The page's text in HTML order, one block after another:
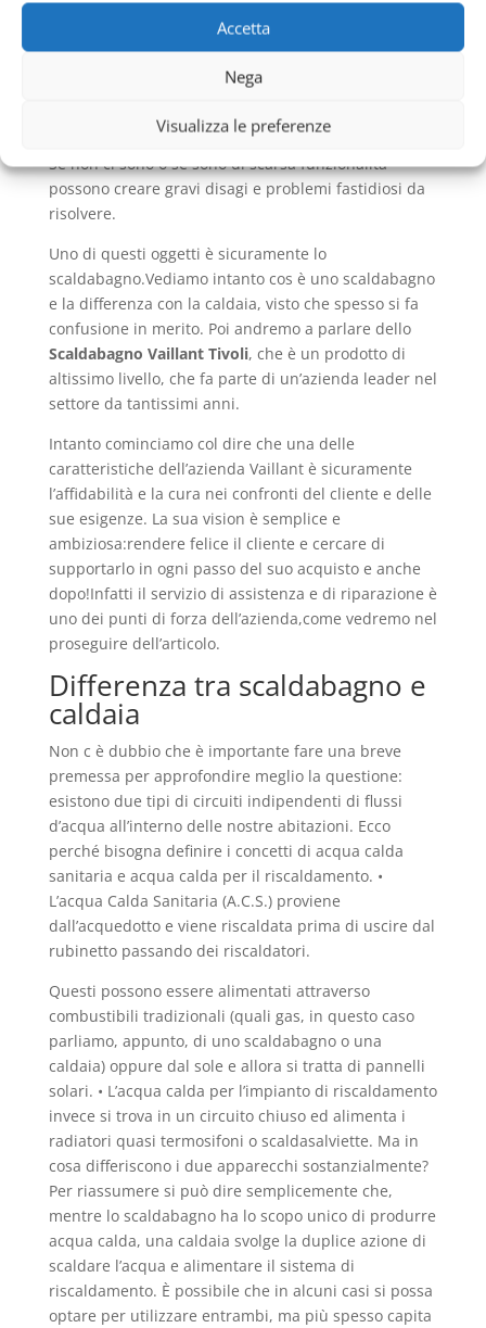
Accetta
Nega
Visualizza le preferenze
Ci sono degli oggetti e degl elementi all’interno di
una casa, di un’abitazione, che fanno assolutamente
La fanno perché sono indispensabili nella vita
quotidiana di una singola persona o di una famiglia.
Se non ci sono o se sono di scarsa funzionalità
possono creare gravi disagi e problemi fastidiosi da
risolvere.
Uno di questi oggetti è sicuramente lo
scaldabagno.Vediamo intanto cos è uno scaldabagno
e la differenza con la caldaia, visto che spesso si fa
confusione in merito. Poi andremo a parlare dello
Scaldabagno Vaillant Tivoli, che è un prodotto di
altissimo livello, che fa parte di un’azienda leader nel
settore da tantissimi anni.
Intanto cominciamo col dire che una delle
caratteristiche dell’azienda Vaillant è sicuramente
l’affidabilità e la cura nei confronti del cliente e delle
sue esigenze. La sua vision è semplice e
ambiziosa:rendere felice il cliente e cercare di
supportarlo in ogni passo del suo acquisto e anche
dopo!Infatti il servizio di assistenza e di riparazione è
uno dei punti di forza dell’azienda,come vedremo nel
proseguire dell’articolo.
Differenza tra scaldabagno e
caldaia
Non c è dubbio che è importante fare una breve
premessa per approfondire meglio la questione:
esistono due tipi di circuiti indipendenti di flussi
d’acqua all’interno delle nostre abitazioni. Ecco
perché bisogna definire i concetti di acqua calda
sanitaria e acqua calda per il riscaldamento. •
L’acqua Calda Sanitaria (A.C.S.) proviene
dall’acquedotto e viene riscaldata prima di uscire dal
rubinetto passando dei riscaldatori.
Questi possono essere alimentati attraverso
combustibili tradizionali (quali gas, in questo caso
parliamo, appunto, di uno scaldabagno o una
caldaia) oppure dal sole e allora si tratta di pannelli
solari. • L’acqua calda per l’impianto di riscaldamento
invece si trova in un circuito chiuso ed alimenta i
radiatori quasi termosifoni o scaldasalviette. Ma in
cosa differiscono i due apparecchi sostanzialmente?
Per riassumere si può dire semplicemente che,
mentre lo scaldabagno ha lo scopo unico di produrre
acqua calda, una caldaia svolge la duplice azione di
scaldare l’acqua e alimentare il sistema di
riscaldamento. È possibile che in alcuni casi si possa
optare per utilizzare entrambi, ma più spesso capita